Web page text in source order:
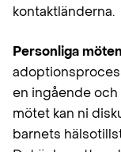
kontaktländerna.
Personliga möten
en ingående
mötet kan ni
barnets